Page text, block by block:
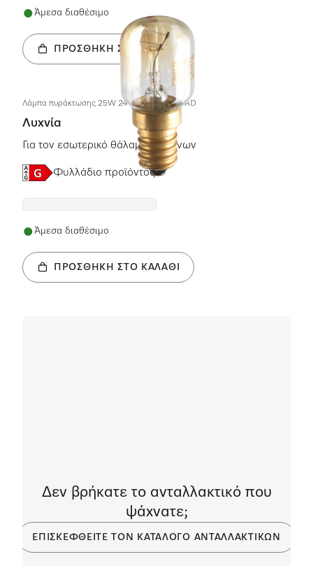
Άμεσα διαθέσιμο
ΠΡΟΣΘΉΚΗ ΣΤΟ ΚΑΛΆΘΙ
Λάμπα πυράκτωσης 25W 240V E14 300GRAD
Λυχνία
Για τον εσωτερικό θάλαμο φούρνων
Online Label Flag, Ενεργειακή ετικέτα
Φυλλάδιο προϊόντος
Άμεσα διαθέσιμο
ΠΡΟΣΘΉΚΗ ΣΤΟ ΚΑΛΆΘΙ
Δεν βρήκατε το ανταλλακτικό που
ψάχνατε;
ΕΠΙΣΚΕΦΘΕΊΤΕ ΤΟΝ ΚΑΤΆΛΟΓΟ ΑΝΤΑΛΛΑΚΤΙΚΏΝ